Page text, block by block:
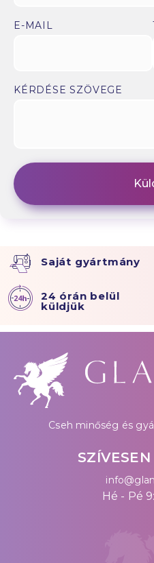
E-MAIL
KÉRDÉSE SZÖVEGE
Saját gyártmány
24 órán belül
küldjük
Cseh minőség és
Hé - Pé